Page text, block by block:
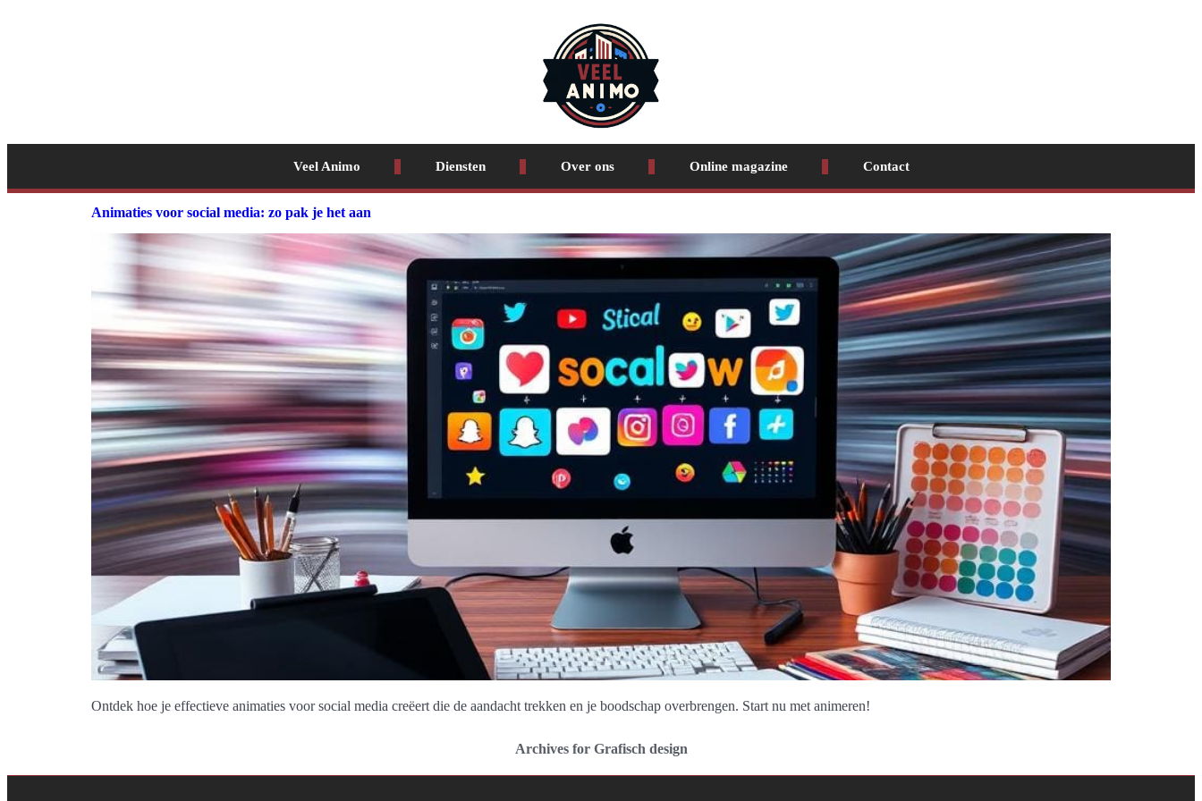
Veel Animo Diensten Over ons Online magazine Contact
Animaties voor social media: zo pak je het aan
Ontdek hoe je effectieve animaties voor social media creëert die de aandacht trekken en je boodschap overbrengen. Start nu met animeren!
Archives for Grafisch design